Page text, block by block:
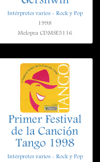
Intérpretes varios - Rock y Pop
1998
Melopea CDMSE5116
Primer Festival
de la Canción
Tango 1998
Intérpretes varios - Rock y Pop